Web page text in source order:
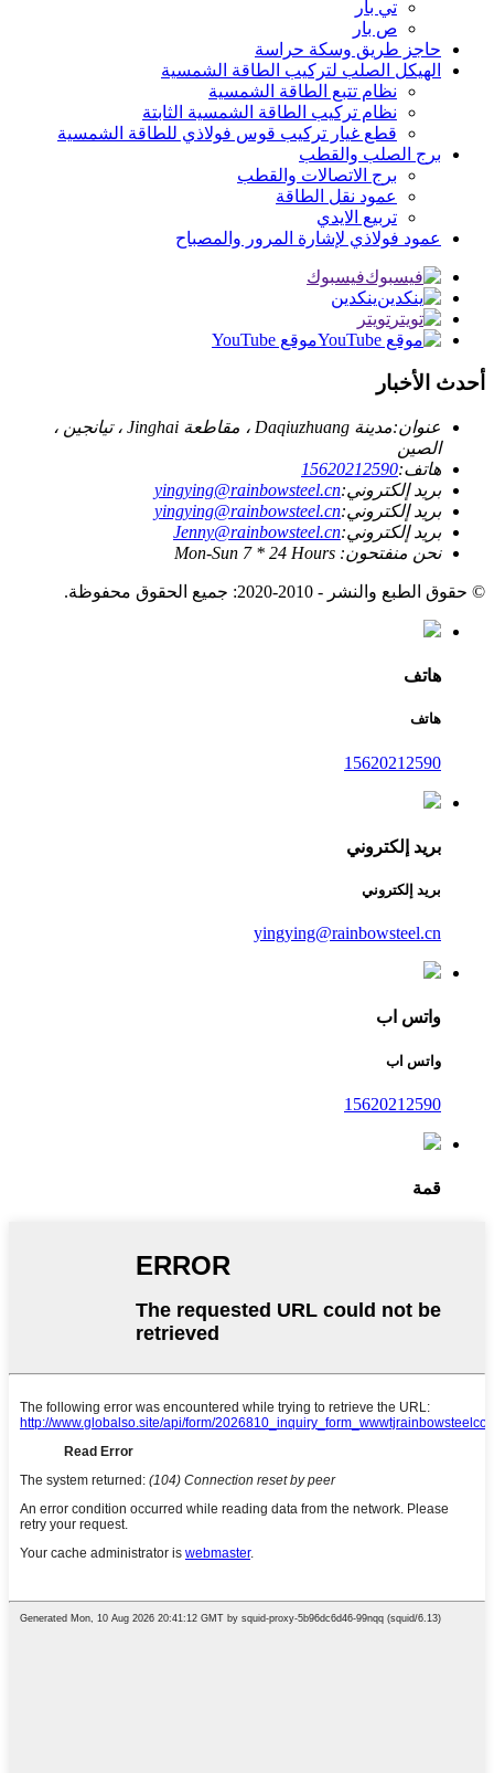
تي بار
ص بار
حاجز طريق وسكة حراسة
الهيكل الصلب لتركيب الطاقة الشمسية
نظام تتبع الطاقة الشمسية
نظام تركيب الطاقة الشمسية الثابتة
قطع غيار تركيب قوس فولاذي للطاقة الشمسية
برج الصلب والقطب
برج الاتصالات والقطب
عمود نقل الطاقة
تربيع الايدي
عمود فولاذي لإشارة المرور والمصباح
فيسبوك
ينكدين
تويتر
موقع YouTube
أحدث الأخبار
عنوان:
مدينة Daqiuzhuang ، مقاطعة Jinghai ، تيانجين ،
الصين
هاتف:15620212590
بريد إلكتروني:yingying@rainbowsteel.cn
بريد إلكتروني:yingying@rainbowsteel.cn
بريد إلكتروني:Jenny@rainbowsteel.cn
نحن منفتحون: Mon-Sun 7 * 24 Hours
© حقوق الطبع والنشر - 2010-2020: جميع الحقوق محفوظة.
هاتف
هاتف
15620212590
بريد إلكتروني
بريد إلكتروني
yingying@rainbowsteel.cn
واتس اب
واتس اب
15620212590
قمة